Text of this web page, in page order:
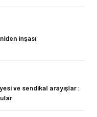
inşası
ve sendikal arayışlar :